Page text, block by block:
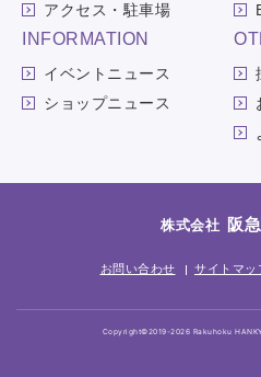
アクセス・駐車場
INFORMATION
イベントニュース
ショップニュース
株式会社 阪
お問い合わせ サイトマッ
Copyright©2019-2026 Rakuhoku